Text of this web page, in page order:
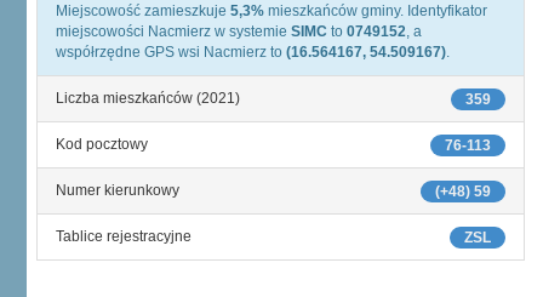
Miejscowość zamieszkuje 5,3% mieszkańców gminy. Identyfikator
miejscowości Nacmierz w systemie SIMC to 0749152, a
współrzędne GPS wsi Nacmierz to (16.564167, 54.509167).
359
Liczba mieszkańców (2021)
76-113
Kod pocztowy
(+48) 59
Numer kierunkowy
ZSL
Tablice rejestracyjne